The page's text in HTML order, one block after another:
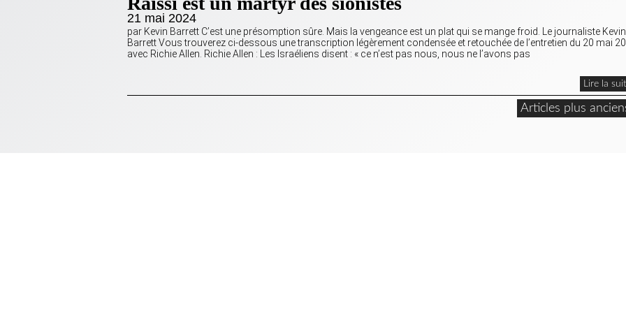
21 mai 2024
par Kevin Barrett C’est une présomption sûre. Mais la vengeance est un plat qui se mange froid. Le journaliste Kevin
Barrett Vous trouverez ci-dessous une transcription légèrement condensée et retouchée de l’entretien du 20 mai
avec Richie Allen. Richie Allen : Les Israéliens disent : « ce n’est pas nous, nous ne l’avons pas
Lire la
Articles plus